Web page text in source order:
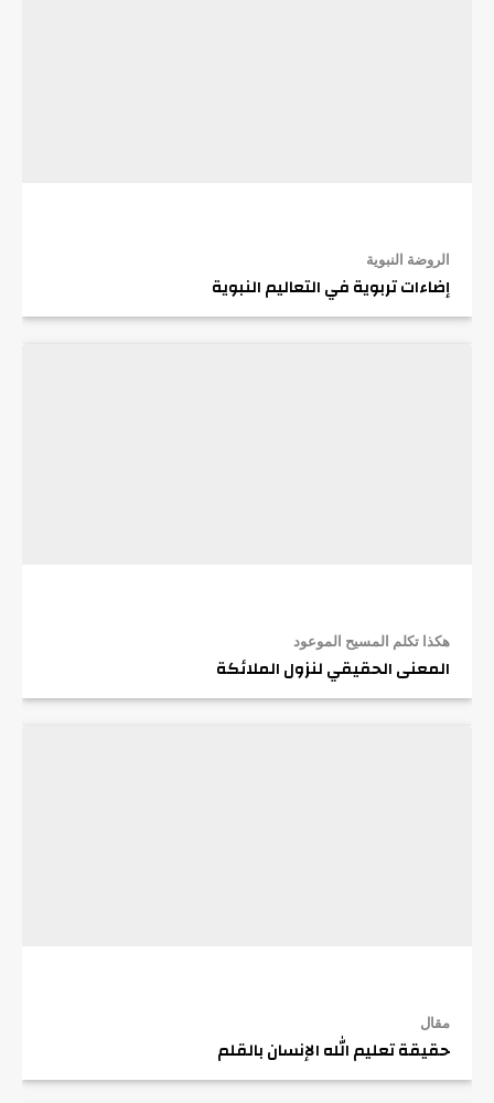
الروضة النبوية
إضاءات تربوية في التعاليم النبوية
هكذا تكلم المسيح الموعود
المعنى الحقيقي لنزول الملائكة
مقال
حقيقة تعليم الله الإنسان بالقلم